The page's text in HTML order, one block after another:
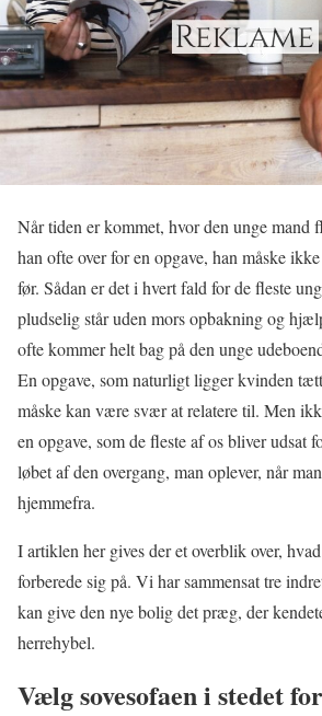
Når tiden er kommet, hvor den unge mand
han ofte over for en opgave, han måske
før. Sådan er det i hvert fald for de fleste
pludselig står uden mors opbakning og
ofte kommer helt bag på den unge
En opgave, som naturligt ligger kvinden
måske kan være svær at relatere til. Men
en opgave, som de fleste af os bliver udsat
løbet af den overgang, man oplever, når
hjemmefra.
I artiklen her gives der et overblik over,
forberede sig på. Vi har sammensat tre
kan give den nye bolig det præg, der
herrehybel.
Vælg sovesofaen i stedet